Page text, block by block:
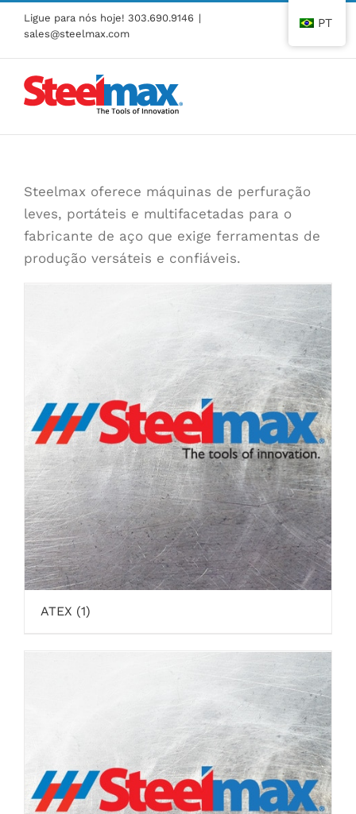
Pular
para
o
conteúdo
Ligue para nós hoje! 303.690.9146 |
sales@steelmax.com
Steelmax oferece máquinas de perfuração
leves, portáteis e multifacetadas para o
fabricante de aço que exige ferramentas de
produção versáteis e confiáveis.
ATEX (1)
PT